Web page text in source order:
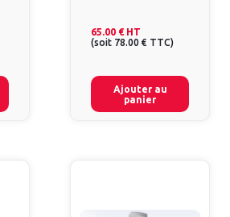
65.00 € HT
(soit 78.00 € TTC)
Ajouter au
panier